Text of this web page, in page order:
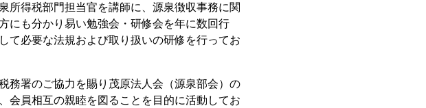
所得税部門担当官を講師に、源泉徴収事務に関
にも分かり易い勉強会・研修会を年に数回行
て必要な法規および取り扱いの研修を行ってお
務署のご協力を賜り茂原法人会（源泉部会）の
会員相互の親睦を図ることを目的に活動してお